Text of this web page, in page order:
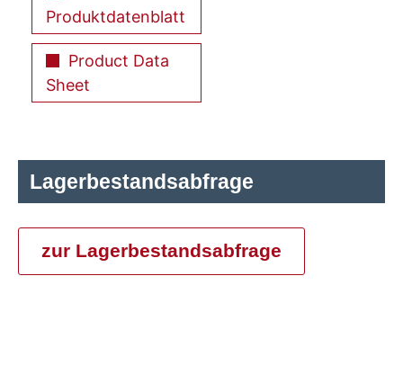
Produktdatenblatt
Product Data
Sheet
Lagerbestandsabfrage
zur Lagerbestandsabfrage